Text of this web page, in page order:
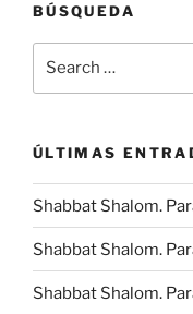
BÚSQUEDA
ÚLTIMAS
Shabbat Shalom.
Shabbat Shalom.
Shabbat Shalom.